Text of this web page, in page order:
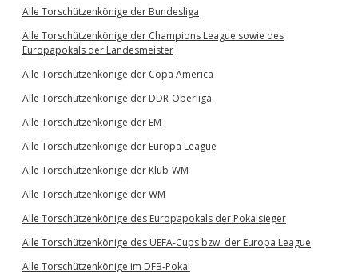
Alle Torschützenkönige der Bundesliga
Alle Torschützenkönige der Champions League sowie des
Europapokals der Landesmeister
Alle Torschützenkönige der Copa America
Alle Torschützenkönige der DDR-Oberliga
Alle Torschützenkönige der EM
Alle Torschützenkönige der Europa League
Alle Torschützenkönige der Klub-WM
Alle Torschützenkönige der WM
Alle Torschützenkönige des Europapokals der Pokalsieger
Alle Torschützenkönige des UEFA-Cups bzw. der Europa League
Alle Torschützenkönige im DFB-Pokal